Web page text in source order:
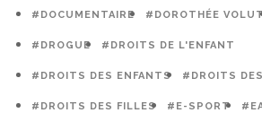
#DOCUMENTAIRE #DOROTHÉE
#DROGUE #DROITS DE L'ENFANT
#DROITS DES ENFANTS #DROITS
#DROITS DES FILLES #E-SPORT